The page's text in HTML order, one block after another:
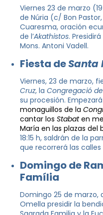
Viernes 23 de marzo
de Núria (c/ Bon
Cuaresma, oración
de l’Akathistos.
Mons. Antoni Vadell.
Fiesta deSanta
Viernes, 23 de marzo,
Cruz, la Congregació
su procesión. Empezará
monaguillos de la
cantar los Stabaten
María en las plazas del
18:15 h, saldrán de la
que recorrerá las calles
Domingo de
Família
Domingo 25 de marzo,
Omella presidir la